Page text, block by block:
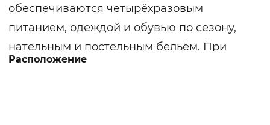
обеспечиваются четырёхразовым
питанием, одеждой и обувью по сезону,
нательным и постельным бельём. При
выписке из интерната постояльцам
Расположение